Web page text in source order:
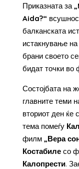
Приказната за „
Aida?“
балканската
истакнување на
брани своето
бидат точки во
Состојбата на
главните теми
вториот ден ќе
тема помеѓу
филм „Вера
Костабилесо
Калопрести.